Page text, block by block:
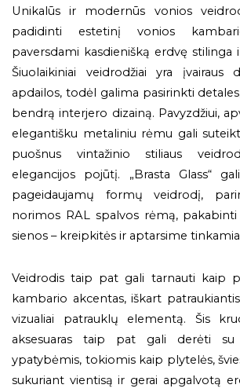
Unikalūs ir modernūs vonios
padidinti estetinį vonios
paversdami kasdienišką erdvę stilinga
Šiuolaikiniai veidrodžiai yra įvairaus
apdailos, todėl galima pasirinkti
bendrą interjero dizainą. Pavyzdžiui,
elegantišku metaliniu rėmu gali
puošnus vintažinio stiliaus
elegancijos pojūtį. „Brasta Glass“
pageidaujamų formų veidrodį,
norimos RAL spalvos rėmą,
sienos – kreipkitės ir aptarsime
Veidrodis taip pat gali tarnauti kaip
kambario akcentas, iškart
vizualiai patrauklų elementą. Šis
aksesuaras taip pat gali derėti su
ypatybėmis, tokiomis kaip plytelės,
sukuriant vientisą ir gerai apgalvotą